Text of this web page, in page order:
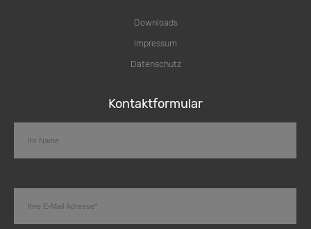
Downloads
Impressum
Datenschutz
Kontaktformular